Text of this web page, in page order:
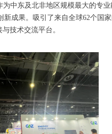
为中东及北非地区规模最大的专业
成果。吸引了来自全球62个国家
技术交流平台。